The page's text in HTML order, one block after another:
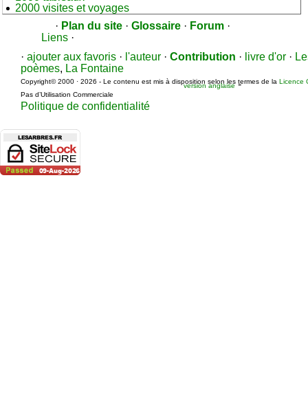
2000 visites et voyages
· Plan du site · Glossaire · Forum ·
Liens ·
· ajouter aux favoris · l'auteur · Contribution · livre d'or ·
poèmes, La Fontaine
Copyright© 2000 · 2026 - Le contenu est mis à disposition selon les termes de la Licence
Pas d’Utilisation Commerciale
Politique de confidentialité
version anglaise-